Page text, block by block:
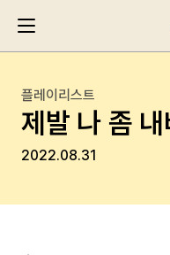
플레이리스트
제발 나 좀 내
2022.08.31